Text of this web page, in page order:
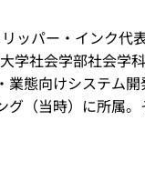
ッパー・インク代
学社会学部社会学
業態向けシステム
グ（当時）に所属